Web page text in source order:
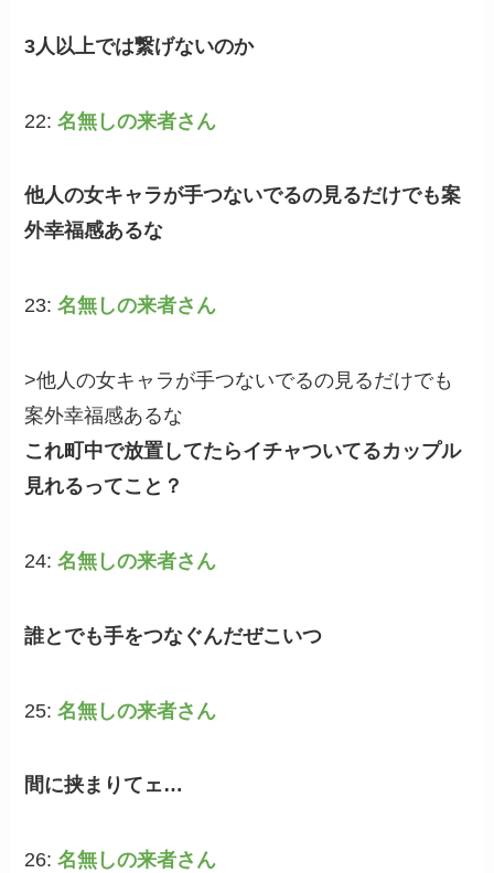
3人以上では繋げないのか
22:名無しの来者さん
他人の女キャラが手つないでるの見るだけでも案
外幸福感あるな
23:名無しの来者さん
>他人の女キャラが手つないでるの見るだけでも
案外幸福感あるな
これ町中で放置してたらイチャついてるカップル
見れるってこと？
24:名無しの来者さん
誰とでも手をつなぐんだぜこいつ
25:名無しの来者さん
間に挟まりてェ…
26:名無しの来者さん